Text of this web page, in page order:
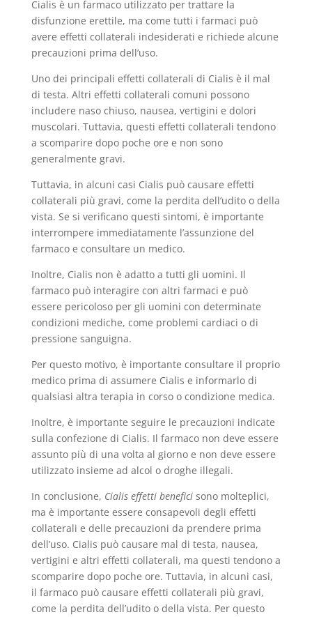
Cialis è un farmaco utilizzato per trattare la
disfunzione erettile, ma come tutti i farmaci può
avere effetti collaterali indesiderati e richiede alcune
precauzioni prima dell’uso.
Uno dei principali effetti collaterali di Cialis è il mal
di testa. Altri effetti collaterali comuni possono
includere naso chiuso, nausea, vertigini e dolori
muscolari. Tuttavia, questi effetti collaterali tendono
a scomparire dopo poche ore e non sono
generalmente gravi.
Tuttavia, in alcuni casi Cialis può causare effetti
collaterali più gravi, come la perdita dell’udito o della
vista. Se si verificano questi sintomi, è importante
interrompere immediatamente l’assunzione del
farmaco e consultare un medico.
Inoltre, Cialis non è adatto a tutti gli uomini. Il
farmaco può interagire con altri farmaci e può
essere pericoloso per gli uomini con determinate
condizioni mediche, come problemi cardiaci o di
pressione sanguigna.
Per questo motivo, è importante consultare il proprio
medico prima di assumere Cialis e informarlo di
qualsiasi altra terapia in corso o condizione medica.
Inoltre, è importante seguire le precauzioni indicate
sulla confezione di Cialis. Il farmaco non deve essere
assunto più di una volta al giorno e non deve essere
utilizzato insieme ad alcol o droghe illegali.
In conclusione, Cialis effetti beneficisono molteplici,
ma è importante essere consapevoli degli effetti
collaterali e delle precauzioni da prendere prima
dell’uso. Cialis può causare mal di testa, nausea,
vertigini e altri effetti collaterali, ma questi tendono a
scomparire dopo poche ore. Tuttavia, in alcuni casi,
il farmaco può causare effetti collaterali più gravi,
come la perdita dell’udito o della vista. Per questo